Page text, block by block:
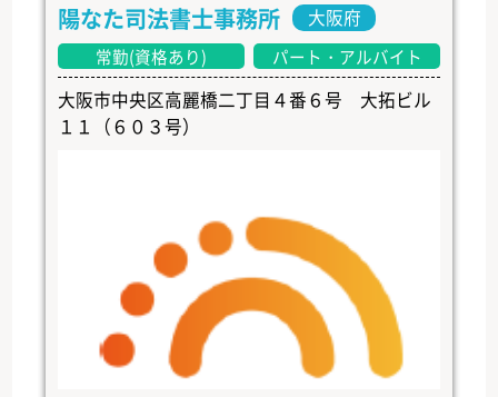
陽なた司法書士事務所 大阪府
常勤(資格あり) パート・アルバイト
大阪市中央区高麗橋二丁目４番６号 大拓ビル
１１（６０３号）